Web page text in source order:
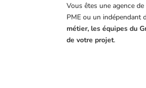
Vous êtes une agence
PME ou un indépendant
métier, les équipes du
de votre projet.